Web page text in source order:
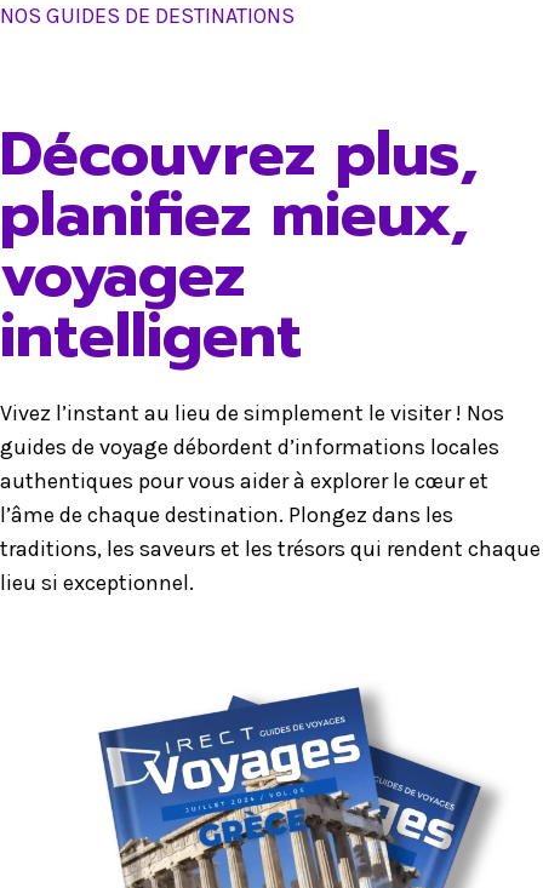
NOS GUIDES DE DESTINATIONS
Découvrez plus,
planifiez mieux,
voyagez
intelligent
Vivez l’instant au lieu de simplement le visiter ! Nos
guides de voyage débordent d’informations locales
authentiques pour vous aider à explorer le cœur et
l’âme de chaque destination. Plongez dans les
traditions, les saveurs et les trésors qui rendent chaque
lieu si exceptionnel.